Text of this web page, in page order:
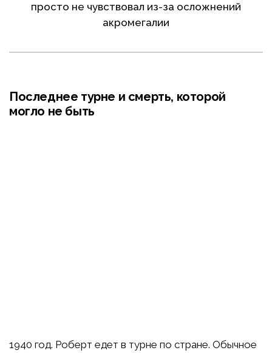
просто не чувствовал из-за осложнений
акромегалии
Последнее турне и смерть, которой
могло не быть
1940 год. Роберт едет в турне по стране. Обычное